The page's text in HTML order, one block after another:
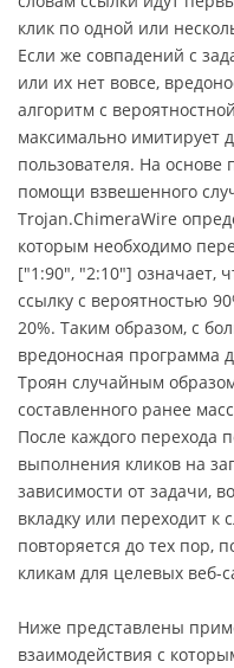
клик по одной или
Если же совпадений с
или их нет вовсе,
алгоритм с
максимально имитирует
пользователя. На
помощи взвешенного
Trojan.ChimeraWire
которым необходимо
["1:90", "2:10"] означает,
ссылку с вероятностью
20%. Таким образом, с
вредоносная программа
Троян случайным
составленного ранее
После каждого перехода
выполнения кликов на
зависимости от задачи,
вкладку или переходит
повторяется до тех пор,
кликам для целевых веб-
Ниже представлены
взаимодействия с